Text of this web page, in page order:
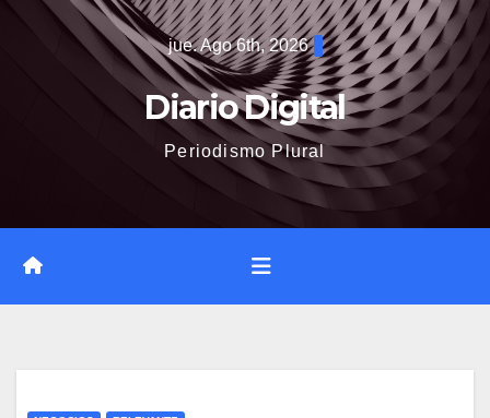
jue. Ago 6th, 2026
Diario Digital
Periodismo Plural